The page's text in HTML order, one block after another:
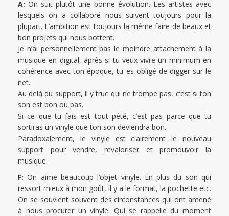
A: On suit plutôt une bonne évolution. Les artistes avec
lesquels on a collaboré nous suivent toujours pour la
plupart. L’ambition est toujours la même faire de beaux et
bon projets qui nous bottent.
Je n’ai personnellement pas le moindre attachement à la
musique en digital, après si tu veux vivre un minimum en
cohérence avec ton époque, tu es obligé de digger sur le
net.
Au delà du support, il y truc qui ne trompe pas, c’est si ton
son est bon ou pas.
Si ce que tu fais est tout pété, c’est pas parce que tu
sortiras un vinyle que ton son deviendra bon.
Paradoxalement, le vinyle est clairement le nouveau
support pour vendre, revaloriser et promouvoir la
musique.
F: On aime beaucoup l’objet vinyle. En plus du son qui
ressort mieux à mon goût, il y a le format, la pochette etc.
On se souvient souvent des circonstances qui ont amené
à nous procurer un vinyle. Qui se rappelle du moment